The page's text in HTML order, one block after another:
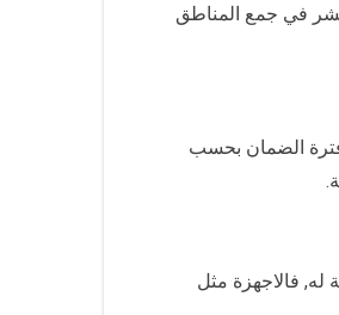
فيها عدة ورش تنتشر في جمع المناطق
الضمان بحسب
فالاجهزة مثل